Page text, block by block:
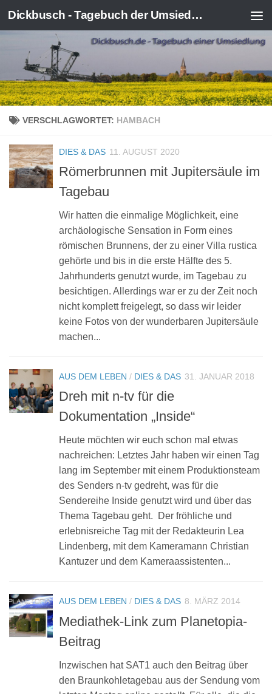
Zum Inhalt springen Dickbusch - Tagebuch der Umsiedlung von Kerpen-Manheim
VERSCHLAGWORTET: HAMBACH
DIES & DAS 11. AUGUST 2020
Römerbrunnen mit Jupitersäule im
Tagebau
Wir hatten die einmalige Möglichkeit, eine
archäologische Sensation in Form eines
römischen Brunnens, der zu einer Villa rustica
gehörte und bis in die erste Hälfte des 5.
Jahrhunderts genutzt wurde, im Tagebau zu
besichtigen. Allerdings war er zu der Zeit noch
nicht komplett freigelegt, so dass wir leider
keine Fotos von der wunderbaren Jupitersäule
machen...
AUS DEM LEBEN / DIES & DAS 31. JANUAR 2018
Dreh mit n-tv für die
Dokumentation „Inside“
Heute möchten wir euch schon mal etwas
nachreichen: Letztes Jahr haben wir einen Tag
lang im September mit einem Produktionsteam
des Senders n-tv gedreht, was für die
Sendereihe Inside genutzt wird und über das
Thema Tagebau geht. Der fröhliche und
erlebnisreiche Tag mit der Redakteurin Lea
Lindenberg, mit dem Kameramann Christian
Kantuzer und dem Kameraassistenten...
AUS DEM LEBEN / DIES & DAS 8. MÄRZ 2014
Mediathek-Link zum Planetopia-
Beitrag
Inzwischen hat SAT1 auch den Beitrag über
den Braunkohletagebau aus der Sendung vom